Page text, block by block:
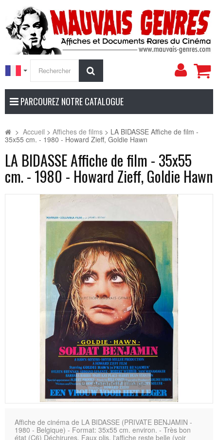
Mon
PARCOUREZ NOTRE CATALOGUE
> Accueil > Affiches de films > LA BIDASSE Affiche de film -
35x55 cm. - 1980 - Howard Zieff, Goldie Hawn
LA BIDASSE Affiche de film - 35x55
cm. - 1980 - Howard Zieff, Goldie Hawn
Agrandir l'image
Affiche de cinéma de LA BIDASSE (PRIVATE BENJAMIN -
1980 - Belgique) - Format: 35x55 cm. environ. - Très bon
état (C6) Déchirures, Faux plis, l'affiche reste belle (voir